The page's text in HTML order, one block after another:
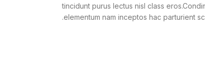
tincidunt purus lectus nisl class
elementum nam inceptos hac parturient